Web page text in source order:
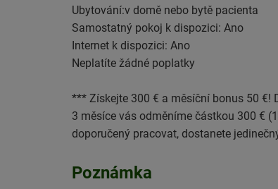
Ubytování:v domě nebo bytě pacienta
Samostatný pokoj k dispozici: Ano
Internet k dispozici: Ano
Neplatíte žádné poplatky
*** Získejte 300 € a měsíční bonus 50 €!
3 měsíce vás odměníme částkou 300 €
doporučený pracovat, dostanete
Poznámka